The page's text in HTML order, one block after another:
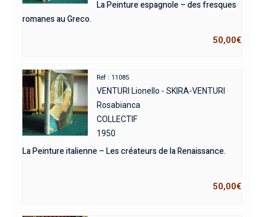
La Peinture espagnole – des fresques
romanes au Greco.
50,00€
Réf : 11085
VENTURI Lionello - SKIRA-VENTURI
Rosabianca
COLLECTIF
1950
La Peinture italienne – Les créateurs de la Renaissance.
50,00€